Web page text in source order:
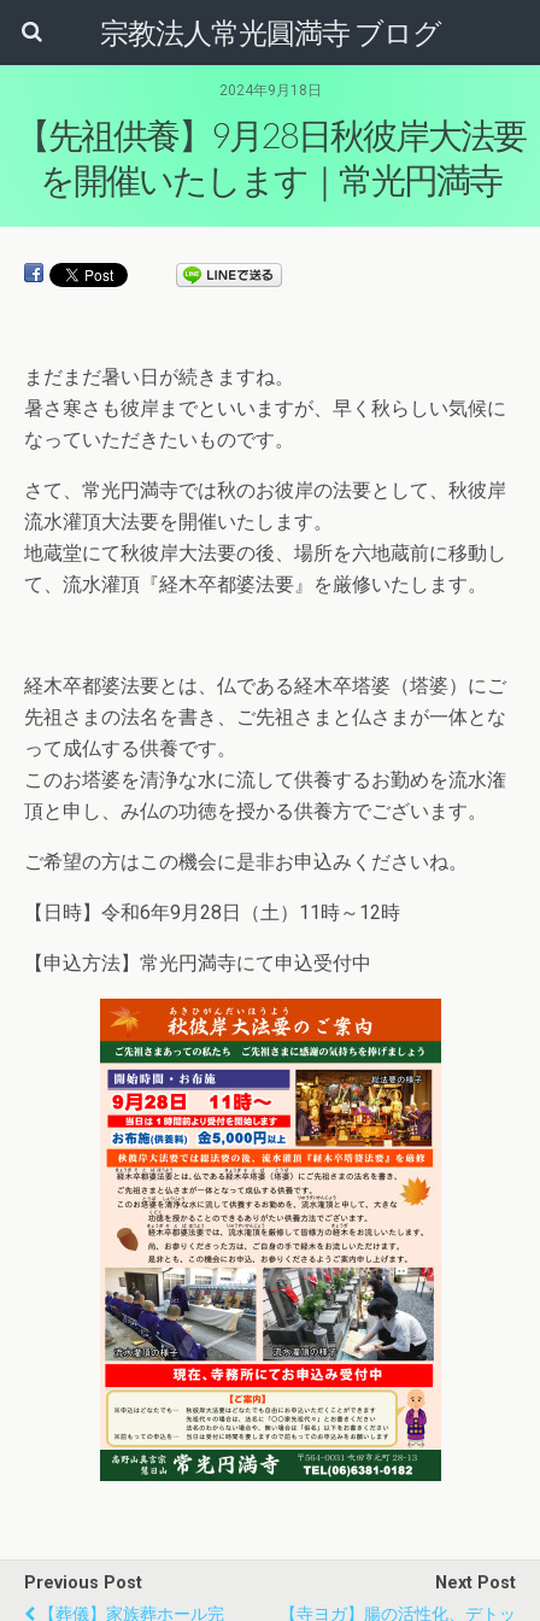
宗教法人常光圓満寺 ブログ
2024年9月18日
【先祖供養】9月28日秋彼岸大法要
を開催いたします｜常光円満寺
まだまだ暑い日が続きますね。
暑さ寒さも彼岸までといいますが、早く秋らしい気候に
なっていただきたいものです。
さて、常光円満寺では秋のお彼岸の法要として、秋彼岸
流水灌頂大法要を開催いたします。
地蔵堂にて秋彼岸大法要の後、場所を六地蔵前に移動し
て、流水灌頂『経木卒都婆法要』を厳修いたします。
経木卒都婆法要とは、仏である経木卒塔婆（塔婆）にご
先祖さまの法名を書き、ご先祖さまと仏さまが一体とな
って成仏する供養です。
このお塔婆を清浄な水に流して供養するお勤めを流水潅
頂と申し、み仏の功徳を授かる供養方でございます。
ご希望の方はこの機会に是非お申込みくださいね。
【日時】令和6年9月28日（土）11時～12時
【申込方法】常光円満寺にて申込受付中
Previous Post
【葬儀】家族葬ホール完
Next Post
【寺ヨガ】腸の活性化、デトッ